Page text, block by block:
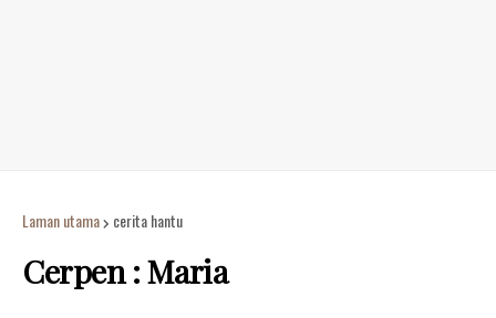
Laman utama cerita hantu
Cerpen : Maria